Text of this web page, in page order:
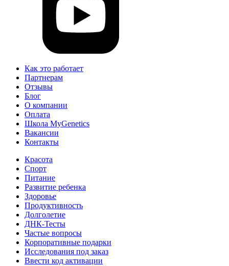
Как это работает
Партнерам
Отзывы
Блог
О компании
Оплата
Школа MyGenetics
Вакансии
Контакты
Красота
Спорт
Питание
Развитие ребенка
Здоровье
Продуктивность
Долголетие
ДНК-Тесты
Частые вопросы
Корпоративные подарки
Исследования под заказ
Ввести код активации